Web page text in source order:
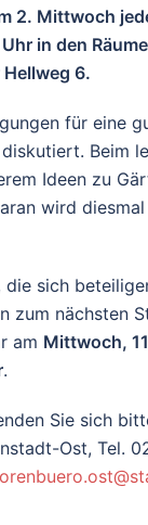
2. Mittwoch
in den
Hellweg 6.
für eine
Beim
Ideen zu
wird
die sich
zum nächsten
am Mittwoch,
.
Sie sich
Ost, Tel.